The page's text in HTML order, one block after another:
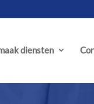
diensten